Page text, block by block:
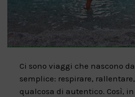
Ci sono viaggi che nascono
semplice: respirare,
qualcosa di autentico. Così,